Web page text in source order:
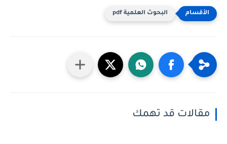
البحوث العلمية pdf
مقالات قد تهمك